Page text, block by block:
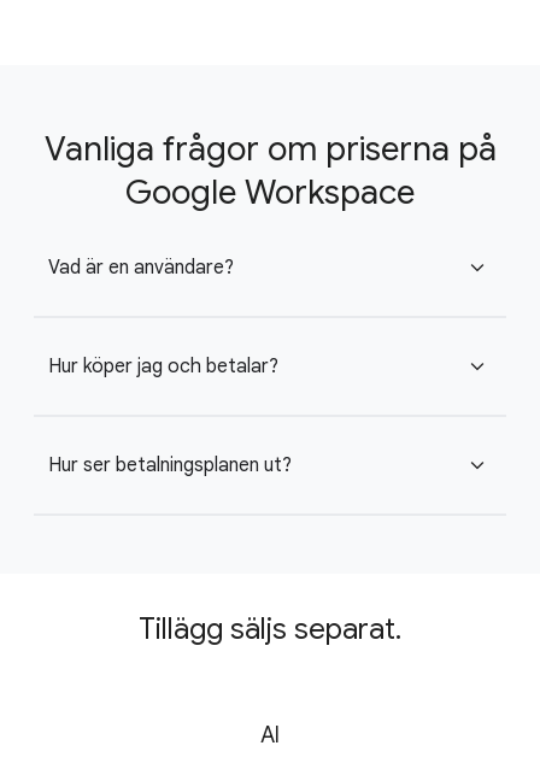
Vanliga frågor om priserna på
Google Workspace
Vad är en användare? expand_more
Hur köper jag och betalar? expand_more
Hur ser betalningsplanen ut? expand_more
Tillägg säljs separat.
AI